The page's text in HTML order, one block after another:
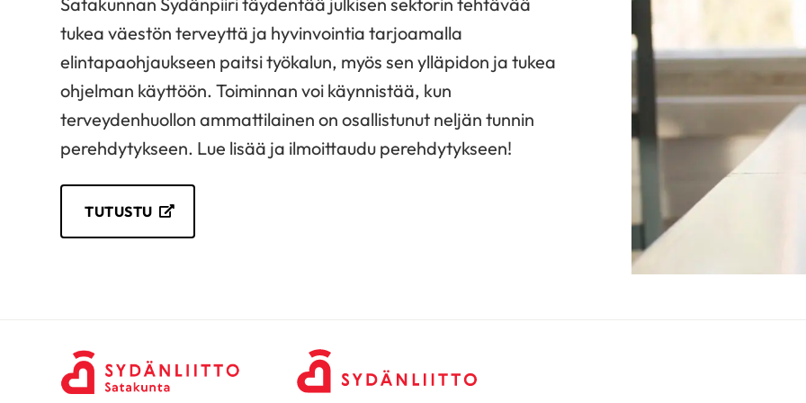
tukea väestön terveyttä ja hyvinvointia tarjoamalla
elintapaohjaukseen paitsi työkalun, myös sen ylläpidon ja tukea
ohjelman käyttöön. Toiminnan voi käynnistää, kun
terveydenhuollon ammattilainen on osallistunut neljän tunnin
perehdytykseen. Lue lisää ja ilmoittaudu perehdytykseen!
TUTUSTU